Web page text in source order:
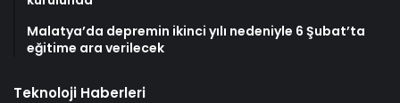
Malatya’da depremin ikinci yılı nedeniyle 6 Şubat’ta
eğitime ara verilecek
Teknoloji Haberleri